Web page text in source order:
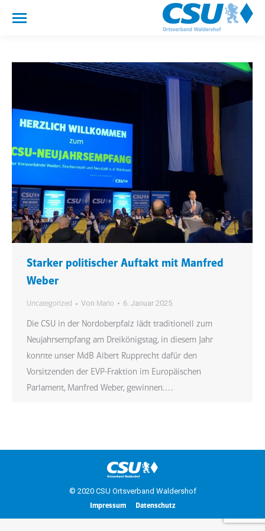
Starker politischer Auftakt mit Manfred
Weber
Uncategorized Von Mario 6. Januar 2025
Die CSU in der Nordoberpfalz lädt traditionell zum
Neujahrsempfang am Dreikönigstag, in diesem Jahr
konnte unser MdB Albert Rupprecht dafür den
Vorsitzenden der EVP-Fraktion im Europäischen
Parlament, Manfred Weber, gewinnen.…
© 2020 CSU Ortsverband Waldershof
Impressum Datenschutz